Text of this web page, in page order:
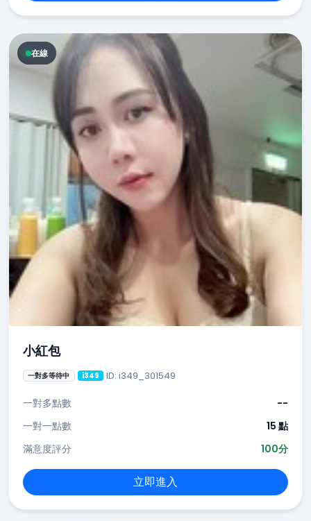
在線
小紅包
一對多等待中 i349 ID: i349_301549
一對多點數
--
一對一點數
15 點
滿意度評分
100分
立即進入